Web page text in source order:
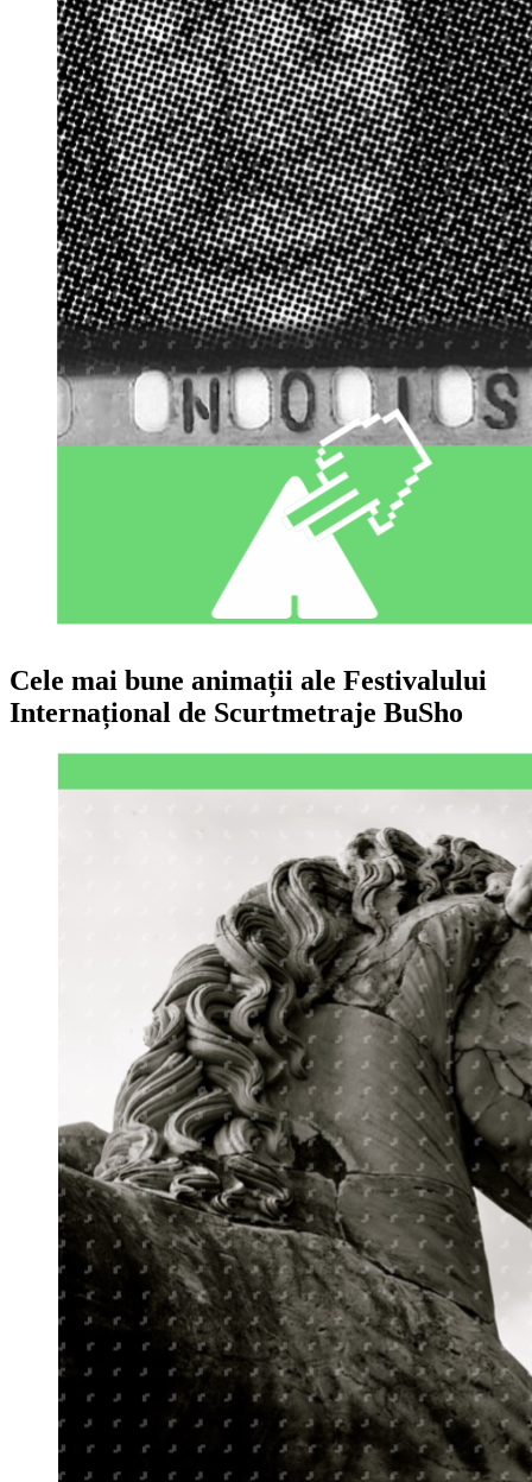
Cele mai bune animații ale Festivalului
Internațional de Scurtmetraje BuSho